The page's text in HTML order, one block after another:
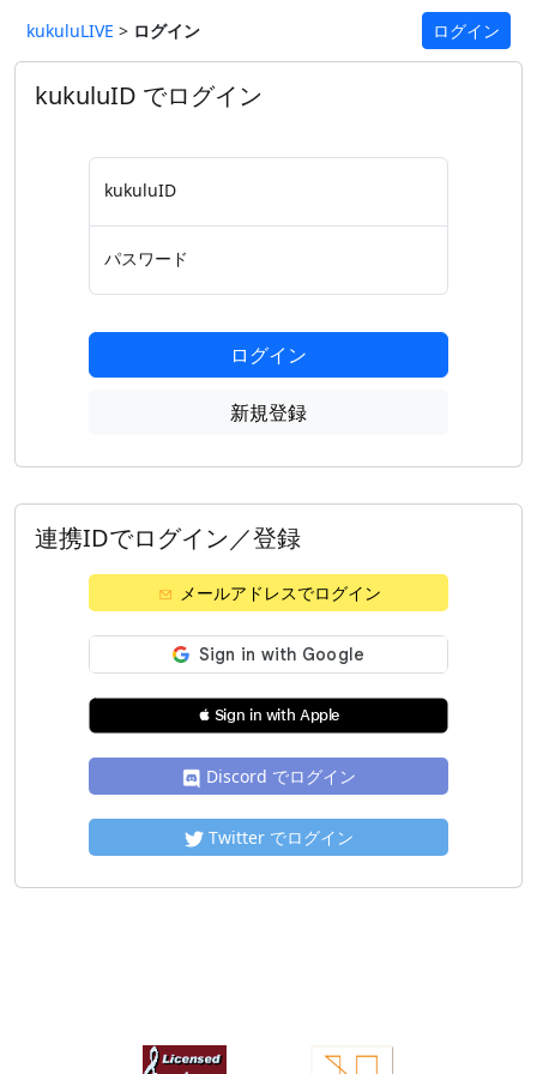
kukuluLIVE > ログイン ログイン
kukuluID でログイン
kukuluID
パスワード
ログイン
新規登録
連携IDでログイン／登録
メールアドレスでログイン
 Sign in with Apple
Discord でログイン
Twitter でログイン